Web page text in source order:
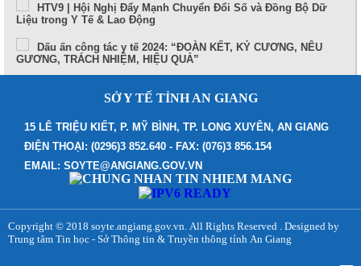
HTV9 | Hội Nghị Đẩy Mạnh Chuyển Đổi Số và Đồng Bộ Dữ
Liệu trong Y Tế & Lao Động
Dấu ấn công tác y tế 2024: “ĐOÀN KẾT, KỶ CƯƠNG, NÊU
GƯƠNG, TRÁCH NHIỆM, HIỆU QUẢ”
tiến bộ trong tiếp cận, điều trị hiện nay
TUẦN LỄ THẾ GIỚI NUÔI CON BẰNG SỮA MẸ (1 – 7/8/2024)
Thông điệp phòng, chống bệnh bạch hầu
Những điểm mới trong Luật Khám bệnh, chữa bệnh (sửa đổi)
năm 2023
Bệnh viện Đa khoa Y học cổ truyền - Phục hồi chức năng
SỞ Y TẾ TỈNH AN GIANG
15 LÊ TRIỆU KIẾT, P. MỸ BÌNH, TP. LONG XUYÊN, AN GIANG
ĐIỆN THOẠI: (0296)3 852.640 - FAX: (076)3 856.154
EMAIL: SOYTE@ANGIANG.GOV.VN
Copyright © 2018 soyte.angiang.gov.vn. All Rights Reserved . Designed by
Trung tâm Tin học - Sở Thông tin & Truyền thông tỉnh An Giang